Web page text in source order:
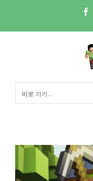
츠
바로 가기...